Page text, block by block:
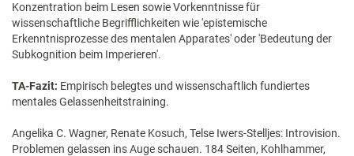
Konzentration beim Lesen sowie Vorkenntnisse für
wissenschaftliche Begrifflichkeiten wie 'epistemische
Erkenntnisprozesse des mentalen Apparates' oder 'Bedeutung der
Subkognition beim Imperieren'.
TA-Fazit: Empirisch belegtes und wissenschaftlich fundiertes
mentales Gelassenheitstraining.
Angelika C. Wagner, Renate Kosuch, Telse Iwers-Stelljes: Introvision.
Problemen gelassen ins Auge schauen. 184 Seiten, Kohlhammer,